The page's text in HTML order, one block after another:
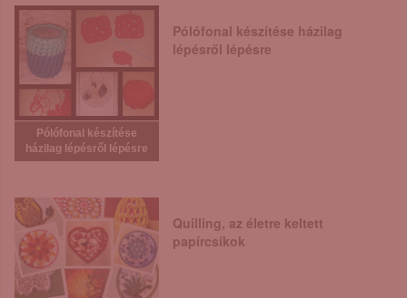
Pólófonal készítése
házilag lépésről lépésre
Pólófonal készítése házilag
lépésről lépésre
Quilling, az életre keltett
papírcsíkok